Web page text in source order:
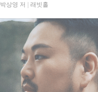
박상영 저 래빗홀